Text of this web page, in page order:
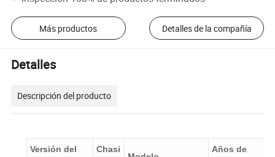
Más productos Detalles de la compañía
Detalles
Descripción del producto
Versión del
Chasi
Años de